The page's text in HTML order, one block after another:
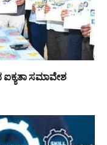
ಐಕ್ಯತಾ ಸಮಾವೇಶ